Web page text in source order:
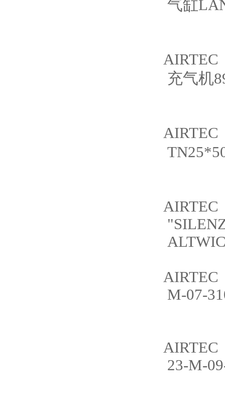
气缸
AIRTEC
充气机
AIRTEC
AIRTEC
AIRTEC
M-07-
AIRTEC
23-M-